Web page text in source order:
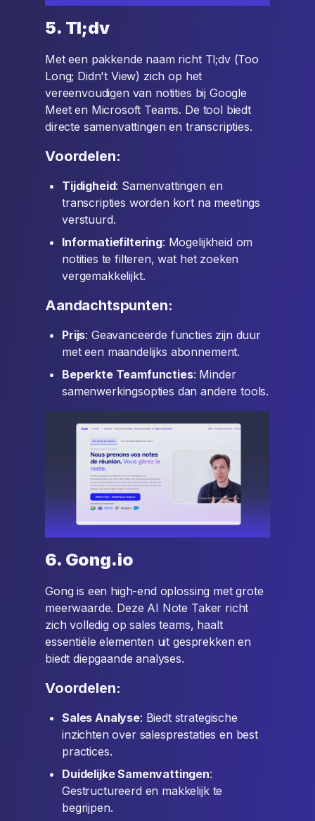
5. Tl;dv
Met een pakkende naam richt Tl;dv (Too
Long; Didn't View) zich op het
vereenvoudigen van notities bij Google
Meet en Microsoft Teams. De tool biedt
directe samenvattingen en transcripties.
Voordelen:
Tijdigheid: Samenvattingen en
transcripties worden kort na meetings
verstuurd.
Informatiefiltering: Mogelijkheid om
notities te filteren, wat het zoeken
vergemakkelijkt.
Aandachtspunten:
Prijs: Geavanceerde functies zijn duur
met een maandelijks abonnement.
Beperkte Teamfuncties: Minder
samenwerkingsopties dan andere tools.
6. Gong.io
Gong is een high-end oplossing met grote
meerwaarde. Deze AI Note Taker richt
zich volledig op sales teams, haalt
essentiële elementen uit gesprekken en
biedt diepgaande analyses.
Voordelen:
Sales Analyse: Biedt strategische
inzichten over salesprestaties en best
practices.
Duidelijke Samenvattingen:
Gestructureerd en makkelijk te
begrijpen.